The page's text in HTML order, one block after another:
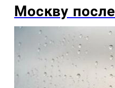
Москву